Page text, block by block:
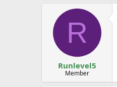
R
Runlevel5
Member